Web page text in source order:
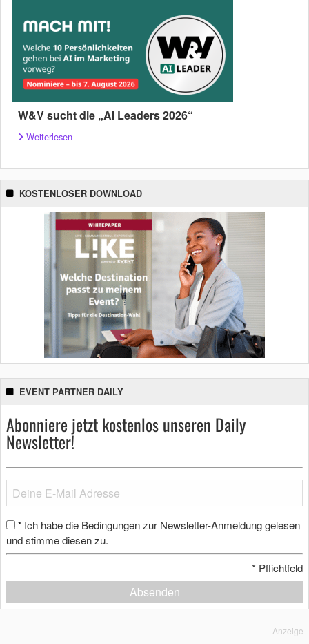
W&V sucht die „AI Leaders 2026“
Weiterlesen
KOSTENLOSER DOWNLOAD
EVENT PARTNER DAILY
Abonniere jetzt kostenlos unseren Daily
Newsletter!
* Ich habe die Bedingungen zur Newsletter-Anmeldung gelesen
und stimme diesen zu.
* Pflichtfeld
Absenden
Anzeige